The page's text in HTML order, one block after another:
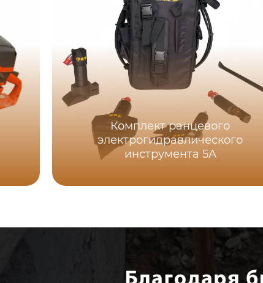
Комплект ранцевого
электрогидравлического
инструмента 5А